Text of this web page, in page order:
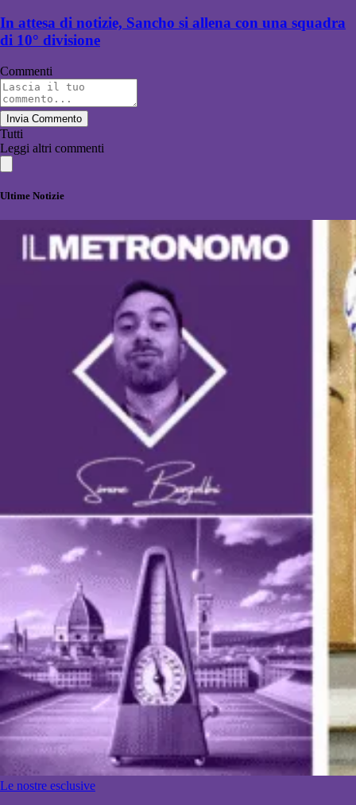
In attesa di notizie, Sancho si allena con una squadra
di 10° divisione
Commenti
Invia Commento
Tutti
Leggi altri commenti
Ultime Notizie
Le nostre esclusive